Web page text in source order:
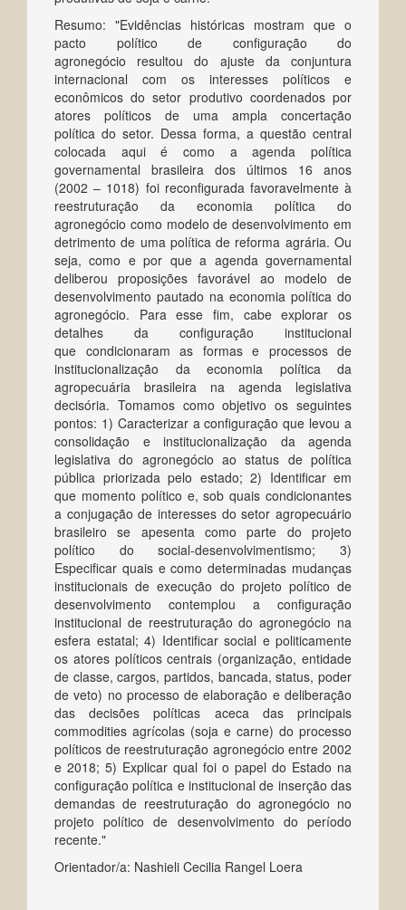
Resumo: "Evidências históricas mostram que o
pacto político de configuração do
agronegócio resultou do ajuste da conjuntura
internacional com os interesses políticos e
econômicos do setor produtivo coordenados por
atores políticos de uma ampla concertação
política do setor. Dessa forma, a questão central
colocada aqui é como a agenda política
governamental brasileira dos últimos 16 anos
(2002 – 1018) foi reconfigurada favoravelmente à
reestruturação da economia política do
agronegócio como modelo de desenvolvimento em
detrimento de uma política de reforma agrária. Ou
seja, como e por que a agenda governamental
deliberou proposições favorável ao modelo de
desenvolvimento pautado na economia política do
agronegócio. Para esse fim, cabe explorar os
detalhes da configuração institucional
que condicionaram as formas e processos de
institucionalização da economia política da
agropecuária brasileira na agenda legislativa
decisória. Tomamos como objetivo os seguintes
pontos: 1) Caracterizar a configuração que levou a
consolidação e institucionalização da agenda
legislativa do agronegócio ao status de política
pública priorizada pelo estado; 2) Identificar em
que momento político e, sob quais condicionantes
a conjugação de interesses do setor agropecuário
brasileiro se apesenta como parte do projeto
político do social-desenvolvimentismo; 3)
Especificar quais e como determinadas mudanças
institucionais de execução do projeto político de
desenvolvimento contemplou a configuração
institucional de reestruturação do agronegócio na
esfera estatal; 4) Identificar social e politicamente
os atores políticos centrais (organização, entidade
de classe, cargos, partidos, bancada, status, poder
de veto) no processo de elaboração e deliberação
das decisões políticas aceca das principais
commodities agrícolas (soja e carne) do processo
políticos de reestruturação agronegócio entre 2002
e 2018; 5) Explicar qual foi o papel do Estado na
configuração política e institucional de inserção das
demandas de reestruturação do agronegócio no
projeto político de desenvolvimento do período
recente."
Orientador/a: Nashieli Cecilia Rangel Loera